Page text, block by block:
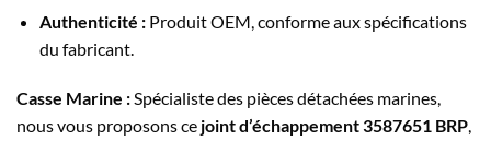
Authenticité :Produit OEM, conforme aux spécifications
du fabricant.
Casse Marine :Spécialiste des pièces détachées marines,
nous vous proposons ce joint d’échappement 3587651 BRP,